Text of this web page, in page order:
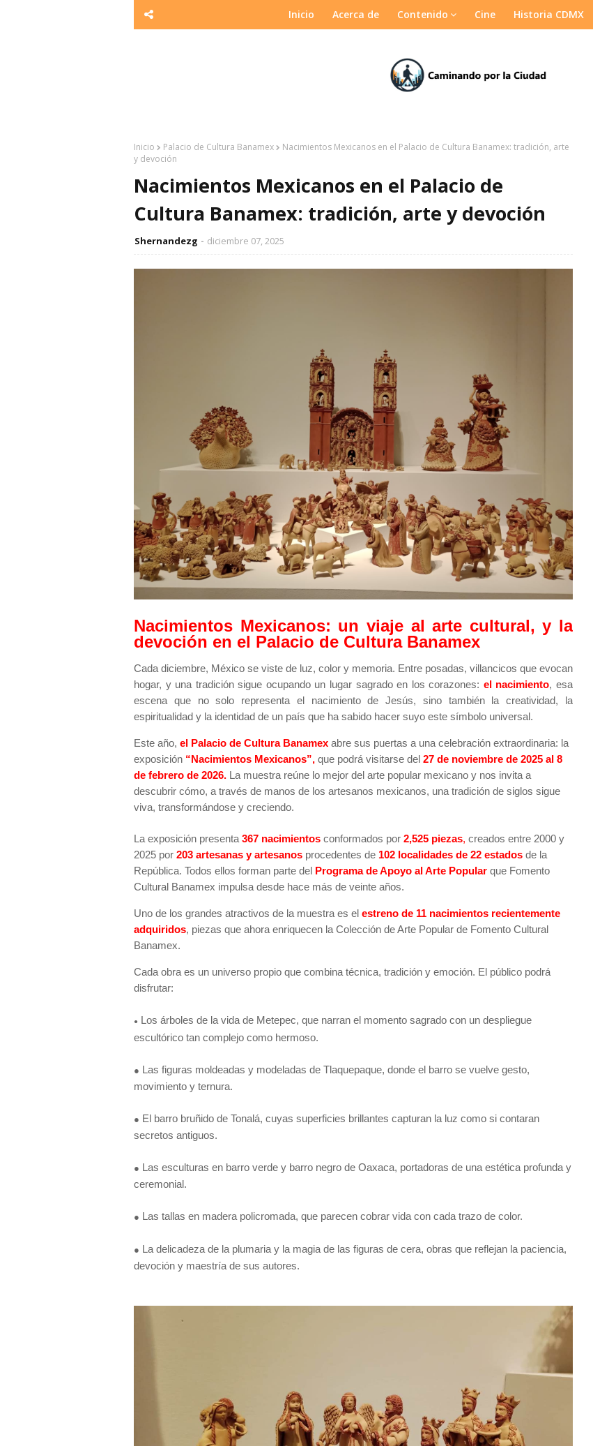
Inicio Acerca de Contenido Cine Historia CDMX
Inicio Palacio de Cultura Banamex
Nacimientos Mexicanos en el Palacio de Cultura Banamex: tradición, arte
y devoción
Nacimientos Mexicanos en el Palacio de
Cultura Banamex: tradición, arte y devoción
Shernandezg diciembre 07, 2025
Nacimientos Mexicanos: un viaje al arte cultural, y la
devoción en el Palacio de Cultura Banamex
Cada diciembre, México se viste de luz, color y memoria. Entre posadas, villancicos que evocan
hogar, y una tradición sigue ocupando un lugar sagrado en los corazones: el nacimiento, esa
escena que no solo representa el nacimiento de Jesús, sino también la creatividad, la
espiritualidad y la identidad de un país que ha sabido hacer suyo este símbolo universal.
Este año, el Palacio de Cultura Banamex abre sus puertas a una celebración extraordinaria: la
exposición “Nacimientos Mexicanos”, que podrá visitarse del 27 de noviembre de 2025 al 8
de febrero de 2026. La muestra reúne lo mejor del arte popular mexicano y nos invita a
descubrir cómo, a través de manos de los artesanos mexicanos, una tradición de siglos sigue
viva, transformándose y creciendo.
La exposición presenta 367 nacimientos conformados por 2,525 piezas, creados entre 2000 y
2025 por 203 artesanas y artesanos procedentes de 102 localidades de 22 estados de la
República. Todos ellos forman parte del Programa de Apoyo al Arte Popular que Fomento
Cultural Banamex impulsa desde hace más de veinte años.
Uno de los grandes atractivos de la muestra es el estreno de 11 nacimientos recientemente
adquiridos, piezas que ahora enriquecen la Colección de Arte Popular de Fomento Cultural
Banamex.
Cada obra es un universo propio que combina técnica, tradición y emoción. El público podrá
disfrutar:
● Los árboles de la vida de Metepec, que narran el momento sagrado con un despliegue
escultórico tan complejo como hermoso.
● Las figuras moldeadas y modeladas de Tlaquepaque, donde el barro se vuelve gesto,
movimiento y ternura.
● El barro bruñido de Tonalá, cuyas superficies brillantes capturan la luz como si contaran
secretos antiguos.
● Las esculturas en barro verde y barro negro de Oaxaca, portadoras de una estética profunda y
ceremonial.
● Las tallas en madera policromada, que parecen cobrar vida con cada trazo de color.
● La delicadeza de la plumaria y la magia de las figuras de cera, obras que reflejan la paciencia,
devoción y maestría de sus autores.